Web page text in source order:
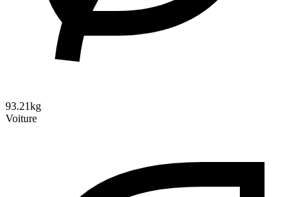
93.21kg
Voiture